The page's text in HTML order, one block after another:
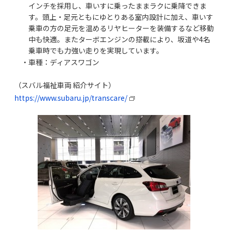
インチを採用し、車いすに乗ったままラクに乗降できま
す。頭上・足元ともにゆとりある室内設計に加え、車いす
乗車の方の足元を温めるリヤヒーターを装備するなど移動
中も快適。またターボエンジンの搭載により、坂道や4名
乗車時でも力強い走りを実現しています。
・車種：ディアスワゴン
（スバル福祉車両 紹介サイト）
https://www.subaru.jp/transcare/